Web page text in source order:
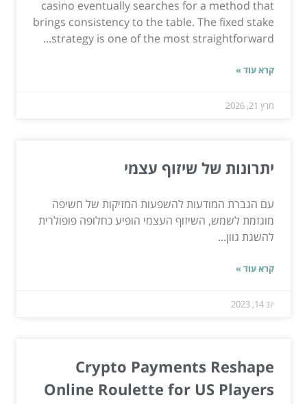
casino eventually searches for a method that
brings consistency to the table. The fixed stake
strategy is one of the most straightforward...
קרא עוד »
מרץ 21, 2026
יתרונות של שיזוף עצמי
עם הגברת המודעות להשפעות המזיקות של חשיפה
מוגזמת לשמש, השיזוף העצמי הופיע כחלופה פופולרית
להשגת גוון...
קרא עוד »
יונ 14, 2023
Crypto Payments Reshape
Online Roulette for US Players